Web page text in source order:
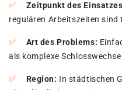
Zeitpunkt des
regulären Arbeitszeiten sind
Art des Problems:
als komplexe
Region: In städtischen